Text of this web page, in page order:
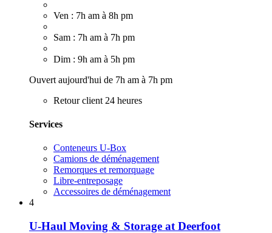
Ven : 7h am à 8h pm
Sam : 7h am à 7h pm
Dim : 9h am à 5h pm
Ouvert aujourd'hui de 7h am à 7h pm
Retour client 24 heures
Services
Conteneurs U-Box
Camions de déménagement
Remorques et remorquage
Libre-entreposage
Accessoires de déménagement
4
U-Haul Moving & Storage at Deerfoot